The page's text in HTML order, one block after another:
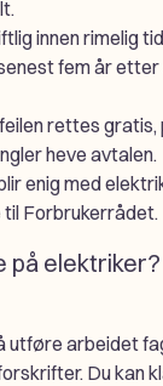
innen rimelig
fem år
rettes gratis,
heve avtalen.
enig med
Forbrukerrådet.
på elektriker?
utføre arbeidet
Du kan